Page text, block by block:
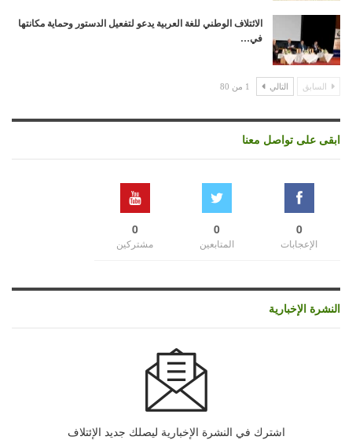
الائتلاف الوطني للغة العربية يدعو لتفعيل الدستور وحماية مكانتها
في…
السابق التالي 1 من 80
ابقى على تواصل معنا
0
الإعجابات
0
المتابعين
0
مشتركين
النشرة الإخبارية
اشترك في النشرة الإخبارية ليصلك جديد الإئتلاف